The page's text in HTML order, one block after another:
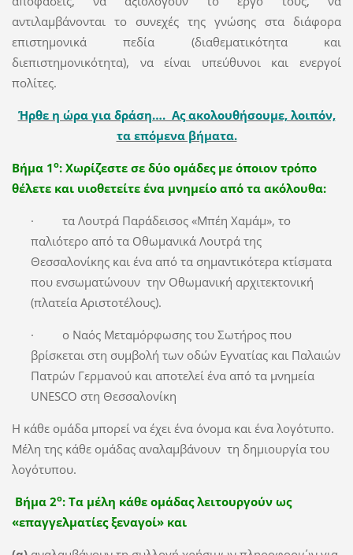
αντιλαμβάνονται το συνεχές της γνώσης στα διάφορα
επιστημονικά πεδία (διαθεματικότητα και
διεπιστημονικότητα), να είναι υπεύθυνοι και ενεργοί
πολίτες.
Ήρθε η ώρα για δράση…. Ας ακολουθήσουμε, λοιπόν,
τα επόμενα βήματα.
Βήμα 1ο: Χωρίζεστε σε δύο ομάδες με όποιον τρόπο
θέλετε και υιοθετείτε ένα μνημείο από τα ακόλουθα:
· τα Λουτρά Παράδεισος «Μπέη Χαμάμ», το
παλιότερο από τα Οθωμανικά Λουτρά της
Θεσσαλονίκης και ένα από τα σημαντικότερα κτίσματα
που ενσωματώνουν την Οθωμανική αρχιτεκτονική
(πλατεία Αριστοτέλους).
· ο Ναός Μεταμόρφωσης του Σωτήρος που
βρίσκεται στη συμβολή των οδών Εγνατίας και Παλαιών
Πατρών Γερμανού και αποτελεί ένα από τα μνημεία
UNESCO στη Θεσσαλονίκη
Η κάθε ομάδα μπορεί να έχει ένα όνομα και ένα λογότυπο.
Μέλη της κάθε ομάδας αναλαμβάνουν τη δημιουργία του
λογότυπου.
Βήμα 2ο: Τα μέλη κάθε ομάδας λειτουργούν ως
«επαγγελματίες ξεναγοί» και